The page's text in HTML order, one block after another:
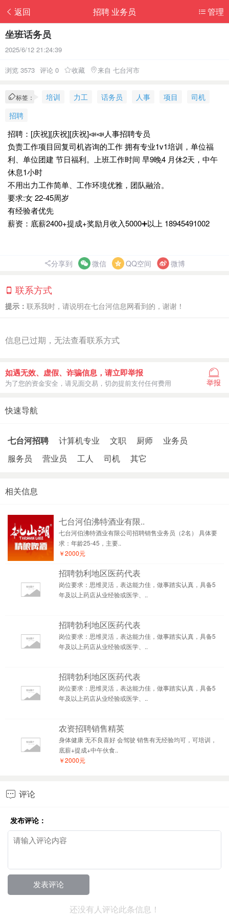
返回 管理
招聘 业务员
坐班话务员
2025/6/12 21:24:39
浏览 3573 评论 0 收藏 来自 七台河市
标签： 培训 力工 话务员 人事 项目
司机
招聘
招聘：[庆祝][庆祝][庆祝]📣📣人事招聘专员
负责工作项目回复司机咨询的工作 拥有专业1v1培训，单位福
利、单位团建 节日福利。上班工作时间 早9晚4 月休2天，中午
休息1小时
不用出力工作简单、工作环境优雅，团队融洽。
要求:女 22-45周岁
有经验者优先
薪资：底薪2400+提成+奖励月收入5000➕以上 18945491002
分享到 微信 QQ空间 微博
联系方式
提示： 联系我时，请说明在七台河信息网看到的，谢谢！
信息已过期，无法查看联系方式
如遇无效、虚假、诈骗信息，请立即举报
为了您的资金安全，请见面交易，切勿提前支付任何费用 举报
快速导航
七台河招聘 计算机专业 文职 厨师
业务员
服务员
营业员 工人 司机 其它
相关信息
七台河伯沸特酒业有限..
七台河伯沸特酒业有限公司招聘销售业务员（2名） 具体要
求：年龄25-45，主要..
￥2000元
招聘勃利地区医药代表
岗位要求：思维灵活，表达能力佳，做事踏实认真，具备5
年及以上药店从业经验或医学、..
招聘勃利地区医药代表
岗位要求：思维灵活，表达能力佳，做事踏实认真，具备5
年及以上药店从业经验或医学、..
招聘勃利地区医药代表
岗位要求：思维灵活，表达能力佳，做事踏实认真，具备5
年及以上药店从业经验或医学、..
农资招聘销售精英
身体健康 无不良喜好 会驾驶 销售有无经验均可，可培训，
底薪+提成+中午伙食..
￥2000元
 评论
发布评论：
还没有人评论此条信息！